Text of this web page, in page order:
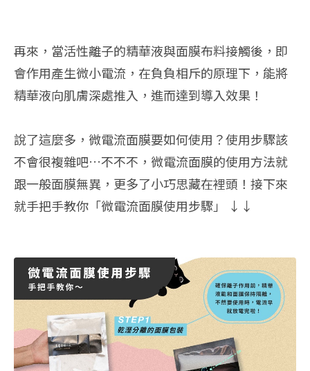
再來，當活性離子的精華液與面膜布料接觸後，即
會作用產生微小電流，在負負相斥的原理下，能將
精華液向肌膚深處推入，進而達到導入效果！
說了這麼多，微電流面膜要如何使用？使用步驟該
不會很複雜吧…不不不，微電流面膜的使用方法就
跟一般面膜無異，更多了小巧思藏在裡頭！接下來
就手把手教你「微電流面膜使用步驟」 ↓↓